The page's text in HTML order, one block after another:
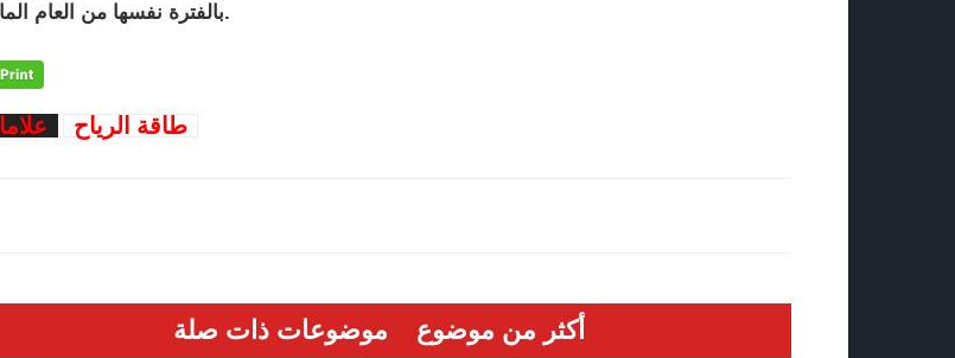
بالفترة نفسها من العام الماضي.
طاقة الرياح
موضوعات ذات صلة أكثر من موضوع